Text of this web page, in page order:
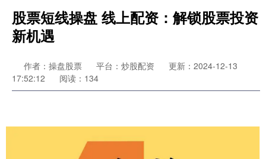
股票短线操盘 线上配资：解锁股票投资
新机遇
作者：操盘股票 平台：炒股配资
更新：2024-12-13
17:52:12
阅读：134